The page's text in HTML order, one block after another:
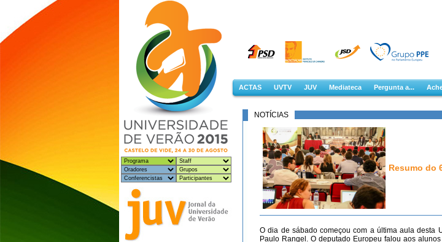
ACTAS UVTV JUV Mediateca Pergunta a...
NOTÍCIAS
Resumo do
O dia de sábado começou com a última aula desta
Paulo Rangel. O deputado Europeu falou aos